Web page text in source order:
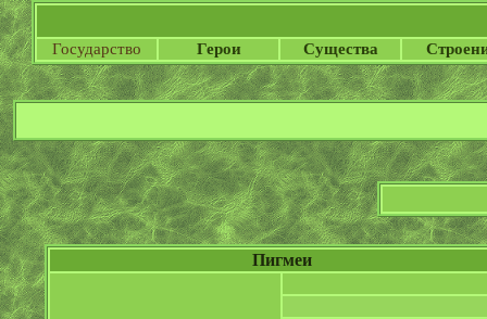
Государство Герои Существа
Пигмеи